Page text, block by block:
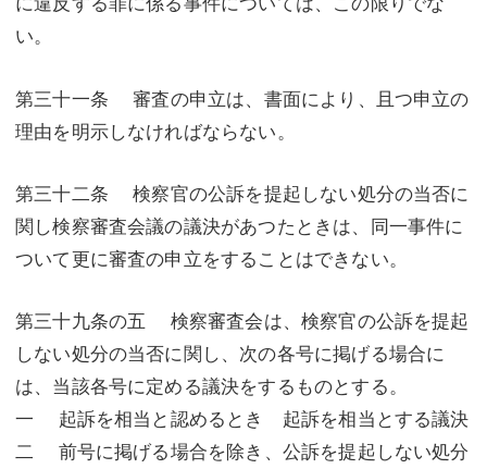
い。
第三十一条 審査の申立は、書面により、且つ申立の
理由を明示しなければならない。
第三十二条 検察官の公訴を提起しない処分の当否に
関し検察審査会議の議決があつたときは、同一事件に
ついて更に審査の申立をすることはできない。
第三十九条の五 検察審査会は、検察官の公訴を提起
しない処分の当否に関し、次の各号に掲げる場合に
は、当該各号に定める議決をするものとする。
一 起訴を相当と認めるとき 起訴を相当とする議決
二 前号に掲げる場合を除き、公訴を提起しない処分